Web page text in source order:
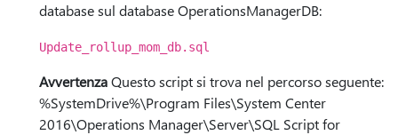
database sul database OperationsManagerDB:
Update_rollup_mom_db.sql
AvvertenzaQuesto script si trova nel percorso seguente:
%SystemDrive%\Program Files\System Center
2016\Operations Manager\Server\SQL Script for